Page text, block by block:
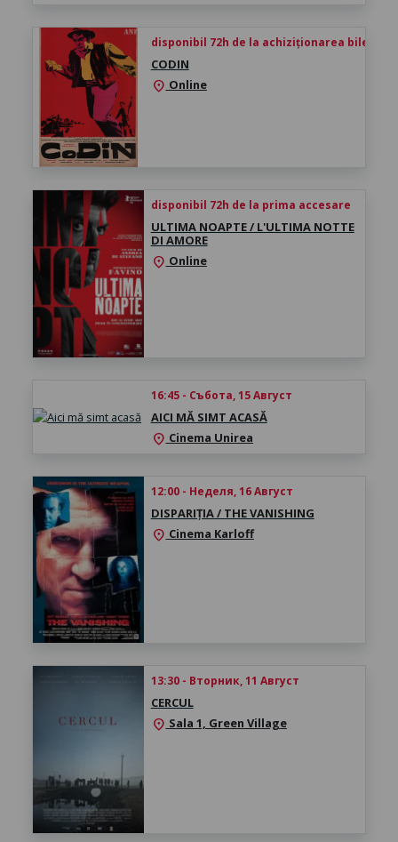
disponibil 72h de la achiziționarea biletului
CODIN
location_on Online
disponibil 72h de la prima accesare
ULTIMA NOAPTE / L'ULTIMA NOTTE
DI AMORE
location_on Online
16:45 - Събота, 15 Август
AICI MĂ SIMT ACASĂ
location_on Cinema Unirea
12:00 - Неделя, 16 Август
DISPARIȚIA / THE VANISHING
location_on Cinema Karloff
13:30 - Вторник, 11 Август
CERCUL
location_on Sala 1, Green Village